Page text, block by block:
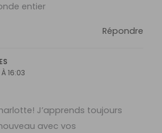
entier
Répondre
16:03
J’apprends toujours
avec vos